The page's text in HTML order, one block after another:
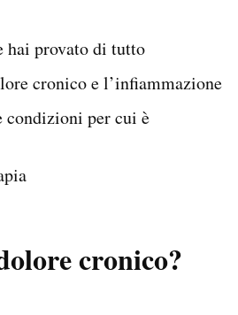
hai provato di tutto
cronico e l’infiammazione
condizioni per cui è
cronico?